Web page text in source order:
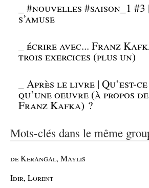
_#nouvelles #saison_1
s’amuse
_écrire avec... Franz
trois exercices (plus un)
_Après le livre | Qu’est-ce
qu’une oeuvre (à propos de
Franz Kafka) ?
Mots-clés dans le même
de Kerangal, Maylis
Idir, Lorent